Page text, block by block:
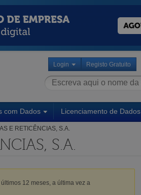
Login Registo Gratuito
com Dados Licenciamento de Dados
E RETICÊNCIAS, S.A.
S.A.
12 meses, a última vez a